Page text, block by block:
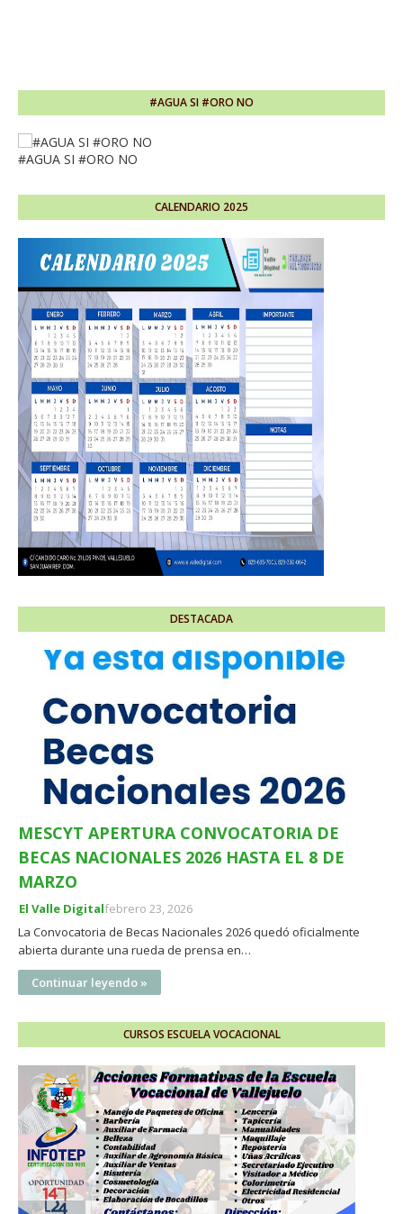
#AGUA SI #ORO NO
#AGUA SI #ORO NO
CALENDARIO 2025
DESTACADA
MESCYT APERTURA CONVOCATORIA DE
BECAS NACIONALES 2026 HASTA EL 8 DE
MARZO
El Valle Digitalfebrero 23, 2026
La Convocatoria de Becas Nacionales 2026 quedó oficialmente
abierta durante una rueda de prensa en…
Continuar leyendo »
CURSOS ESCUELA VOCACIONAL